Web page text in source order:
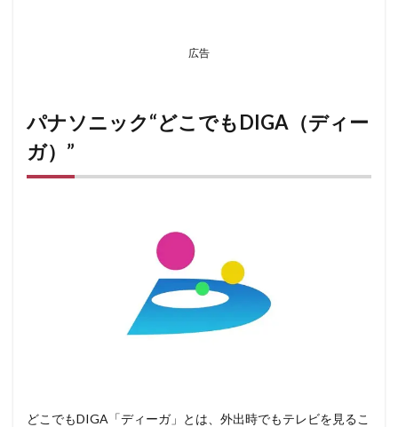
広告
パナソニック“どこでもDIGA（ディー
ガ）”
どこでもDIGA「ディーガ」とは、外出時でもテレビを見るこ